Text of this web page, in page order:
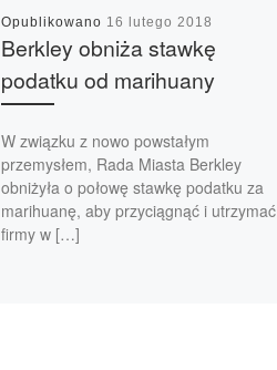
Opublikowano 16 lutego 2018
Berkley obniża stawkę
podatku od marihuany
W związku z nowo powstałym
przemysłem, Rada Miasta Berkley
obniżyła o połowę stawkę podatku za
marihuanę, aby przyciągnąć i utrzymać
firmy w […]